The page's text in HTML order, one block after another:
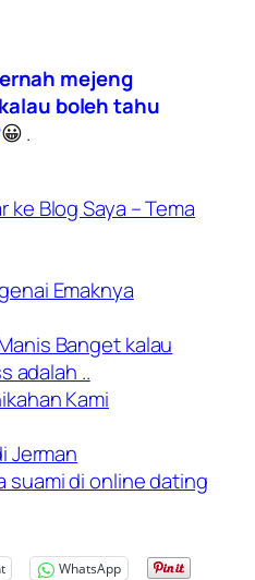
mejeng
boleh tahu
😀 .
ke Blog Saya – Tema
Emaknya
Banget kalau
adalah ..
Kami
Jerman
suami di online dating
WhatsApp